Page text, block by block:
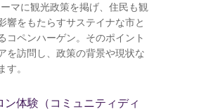
マに観光政策を掲げ、住民も観
響をもたらすサステイナな市と
コペンハーゲン。そのポイント
を訪問し、政策の背景や現状な
す。
ン体験（コミュニティディ